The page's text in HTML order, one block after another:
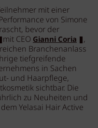
mit einer
von Simone
bevor der
mit CEO Gianni Coria
,
Branchenanlass
tiefgreifende
in Sachen
und Haarpflege,
sichtbar. Die
zu Neuheiten und
Yelasai Hair Active